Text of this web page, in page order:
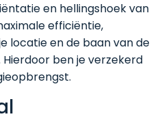
en hellingshoek van
efficiëntie,
locatie en de baan van de
ben je verzekerd